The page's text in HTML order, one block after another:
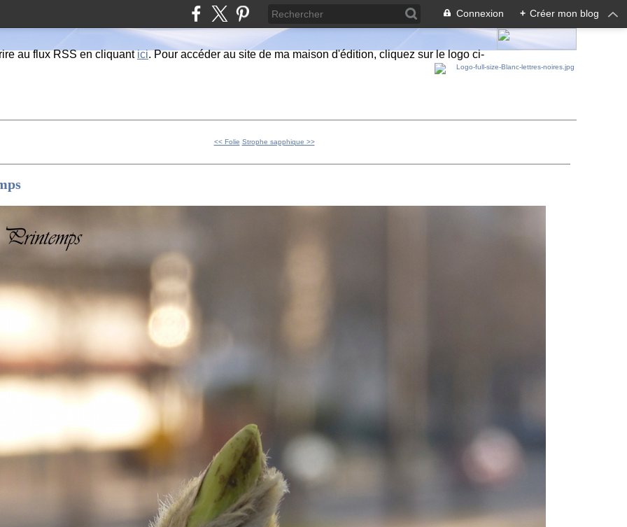
Connexion + Créer mon blog
au flux RSS en cliquantici. Pour accéder au site de ma maison d'édition, cliquez sur le logo ci-
<< Folie Strophe sapphique >>